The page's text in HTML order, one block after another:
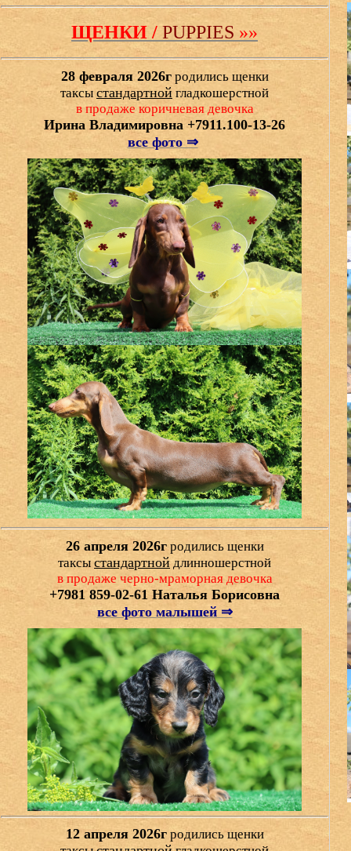
ЩЕНКИ / PUPPIES »»
28 февраля 2026г родились щенки
таксы стандартной гладкошерстной
в продаже коричневая девочка
Ирина Владимировна +7911.100-13-26
все фото ⇒
26 апреля 2026г родились щенки
таксы стандартнойдлинношерстной
в продаже черно-мраморная девочка
+7981 859-02-61 Наталья Борисовна
все фото малышей ⇒
12 апреля 2026г родились щенки